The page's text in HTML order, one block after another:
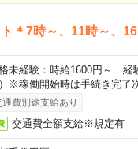
＊7時～、11時～、
未経験：時給1600円～ 経
※稼働開始時は手続き完了
通費別途支給あり
交通費全額支給※規定有